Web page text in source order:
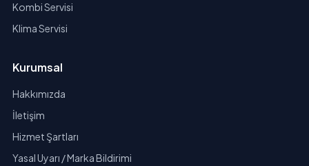
Kombi Servisi
Klima Servisi
Kurumsal
Hakkımızda
İletişim
Hizmet Şartları
Yasal Uyarı / Marka Bildirimi